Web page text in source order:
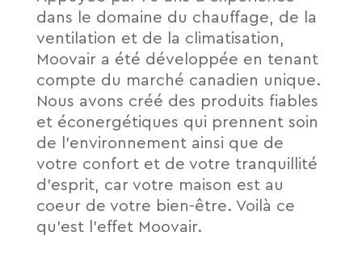
dans le domaine du chauffage, de la
ventilation et de la climatisation,
Moovair a été développée en tenant
compte du marché canadien unique.
Nous avons créé des produits ﬁables
et éconergétiques qui prennent soin
de l’environnement ainsi que de
votre confort et de votre tranquillité
d’esprit, car votre maison est au
coeur de votre bien-être. Voilà ce
qu’est l’effet Moovair.